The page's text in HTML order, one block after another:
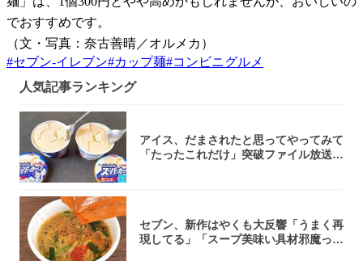
でおすすめです。
（文・写真：奈古善晴／オルメカ）
#セブン-イレブン#カップ麺#コンビニグルメ
人気記事ランキング
アイス、だまされたと思ってやってみて
「たったこれだけ」突破ファイル放送で
セブン、新作はやくも大反響「うまく再
現してる」「スープ美味い具材邪魔って